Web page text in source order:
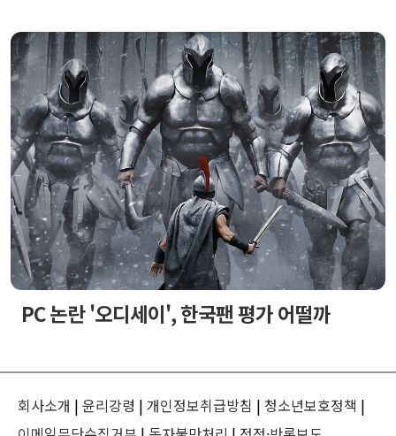
PC 논란 '오디세이', 한국팬 평가 어떨까
회사소개 | 윤리강령 | 개인정보취급방침 | 청소년보호정책 |